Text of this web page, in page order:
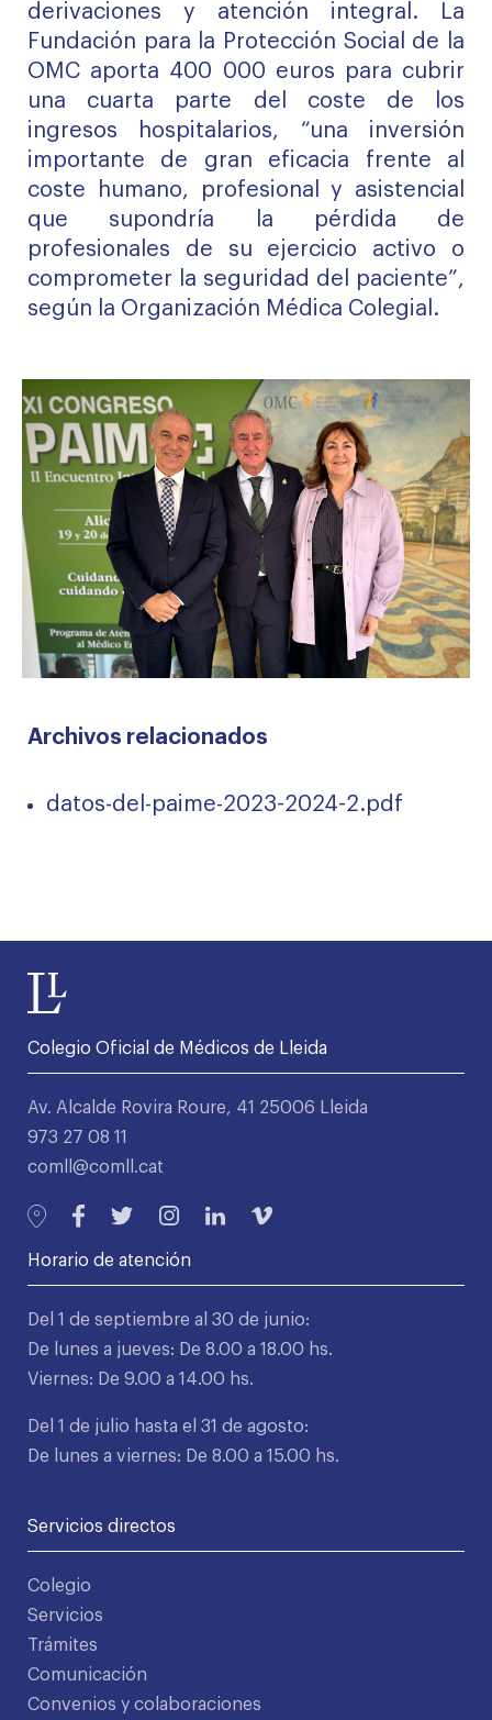
Archivos relacionados
datos-del-paime-2023-2024-2.pdf
derivaciones y atención integral. La
Fundación para la Protección Social de la
OMC aporta 400 000 euros para cubrir
una cuarta parte del coste de los
ingresos hospitalarios, “una inversión
importante de gran eficacia frente al
coste humano, profesional y asistencial
que supondría la pérdida de
profesionales de su ejercicio activo o
comprometer la seguridad del paciente”,
según la Organización Médica Colegial.
Colegio Oficial de Médicos de Lleida
Av. Alcalde Rovira Roure, 41 25006 Lleida
973 27 08 11
comll@comll.cat
Horario de atención
Del 1 de septiembre al 30 de junio:
De lunes a jueves: De 8.00 a 18.00 hs.
Viernes: De 9.00 a 14.00 hs.
Del 1 de julio hasta el 31 de agosto:
De lunes a viernes: De 8.00 a 15.00 hs.
Servicios directos
Colegio
Servicios
Trámites
Comunicación
Convenios y colaboraciones